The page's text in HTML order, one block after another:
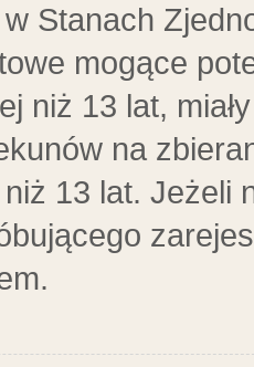
Stanach
mogące
niż 13 lat,
na
13 lat. Jeżeli